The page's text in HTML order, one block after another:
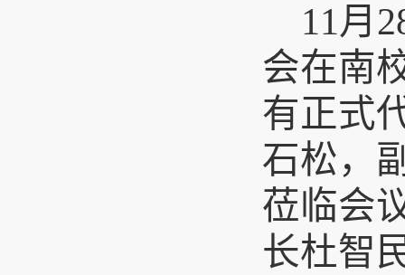
11月
会在南
有正式
石松，
莅临会
长杜智